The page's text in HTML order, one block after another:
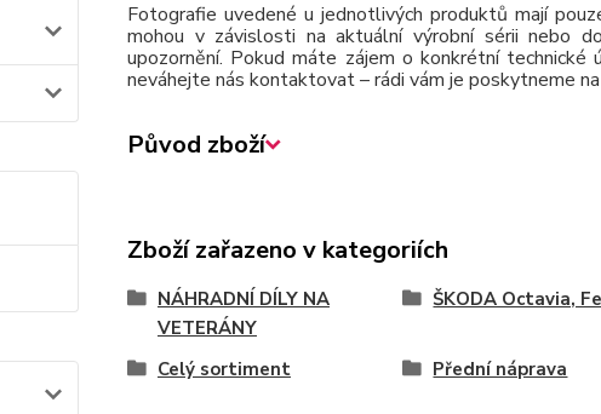
Fotografie uvedené u jednotlivých produktů mají
mohou v závislosti na aktuální výrobní sérii nebo
upozornění. Pokud máte zájem o konkrétní
neváhejte nás kontaktovat – rádi vám je poskytneme na
Původ zboží
Zboží zařazeno v kategoriích
NÁHRADNÍ DÍLY NA
VETERÁNY
ŠKODA Octavia,
Celý sortiment Přední náprava